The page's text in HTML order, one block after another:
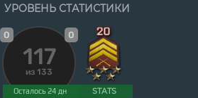
УРОВЕНЬ СТАТИСТИКИ
117
из 133
Осталось 24 дн
0 0
STATS